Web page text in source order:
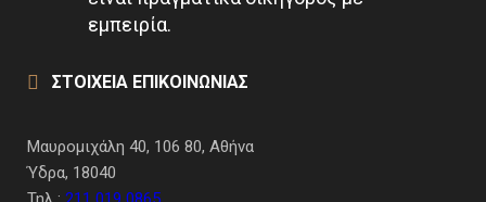
εμπειρία.
ΣΤΟΙΧΕΙΑ ΕΠΙΚΟΙΝΩΝΙΑΣ
Μαυρομιχάλη 40, 106 80, Αθήνα
Ύδρα, 18040